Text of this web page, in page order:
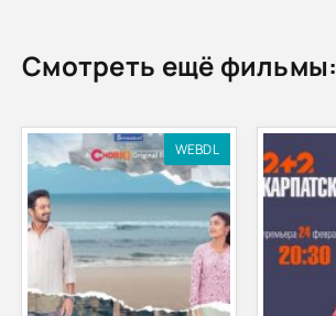
Смотреть ещё фильмы:
WEBDL